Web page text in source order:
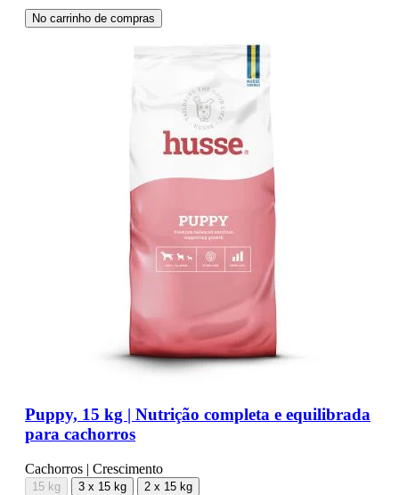
No carrinho de compras
Puppy, 15 kg | Nutrição completa e equilibrada
para cachorros
Cachorros | Crescimento
15 kg 3 x 15 kg 2 x 15 kg